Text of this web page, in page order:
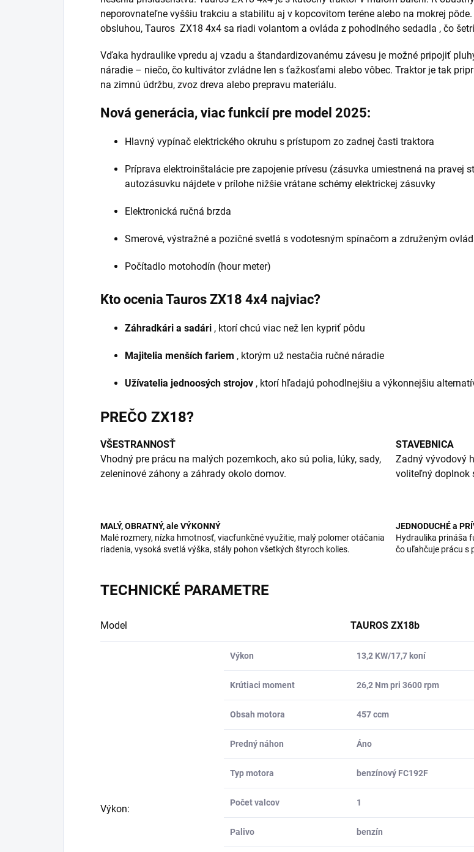
neporovnateľne vyššiu trakciu a stabilitu aj v kopcovitom teréne alebo na mokrej pôde.
obsluhou, Tauros ZX18 4x4 sa riadi volantom a ovláda z pohodlného sedadla , čo
Vďaka hydraulike vpredu aj vzadu a štandardizovanému závesu je možné pripojiť
náradie – niečo, čo kultivátor zvládne len s ťažkosťami alebo vôbec. Traktor je tak
na zimnú údržbu, zvoz dreva alebo prepravu materiálu.
Nová generácia, viac funkcií pre model 2025:
Hlavný vypínač elektrického okruhu s prístupom zo zadnej časti traktora
Príprava elektroinštalácie pre zapojenie prívesu (zásuvka umiestnená na pravej
autozásuvku nájdete v prílohe nižšie vrátane schémy elektrickej zásuvky
Elektronická ručná brzda
Smerové, výstražné a pozičné svetlá s vodotesným spínačom a združeným
Počítadlo motohodín (hour meter)
Kto ocenia Tauros ZX18 4x4 najviac?
Záhradkári a sadári , ktorí chcú viac než len kypriť pôdu
Majitelia menších fariem , ktorým už nestačia ručné náradie
Užívatelia jednoosých strojov , ktorí hľadajú pohodlnejšiu a výkonnejšiu
PREČO ZX18?
VŠESTRANNOSŤ
Vhodný pre prácu na malých pozemkoch, ako sú polia, lúky, sady,
zeleninové záhony a záhrady okolo domov.
STAVEBNICA
Zadný vývodový
voliteľný doplnok
MALÝ, OBRATNÝ, ale VÝKONNÝ
Malé rozmery, nízka hmotnosť, viacfunkčné využitie, malý polomer otáčania
riadenia, vysoká svetlá výška, stály pohon všetkých štyroch kolies.
JEDNODUCHÉ a
Hydraulika prináša
čo uľahčuje prácu s
TECHNICKÉ PARAMETRE
Model TAUROS ZX18b
Výkon:
Výkon 13,2 KW/17,7 koní
Krútiaci moment 26,2 Nm pri 3600 rpm
Obsah motora 457 ccm
Predný náhon Áno
Typ motora benzínový FC192F
Počet valcov 1
Palivo benzín